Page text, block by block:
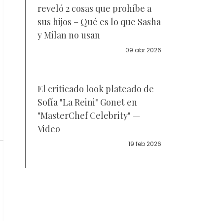
reveló 2 cosas que prohíbe a
sus hijos – Qué es lo que Sasha
y Milan no usan
09 abr 2026
El criticado look plateado de
Sofía "La Reini" Gonet en
"MasterChef Celebrity" —
Video
19 feb 2026